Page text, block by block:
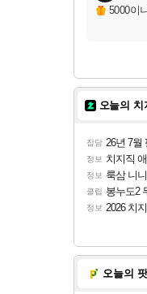
5000이
오늘의 치
잡담 26년 7월 팔
정보 치지직
정보 룩삼 니
클립 봉누도2
정보 2026 치
오늘의